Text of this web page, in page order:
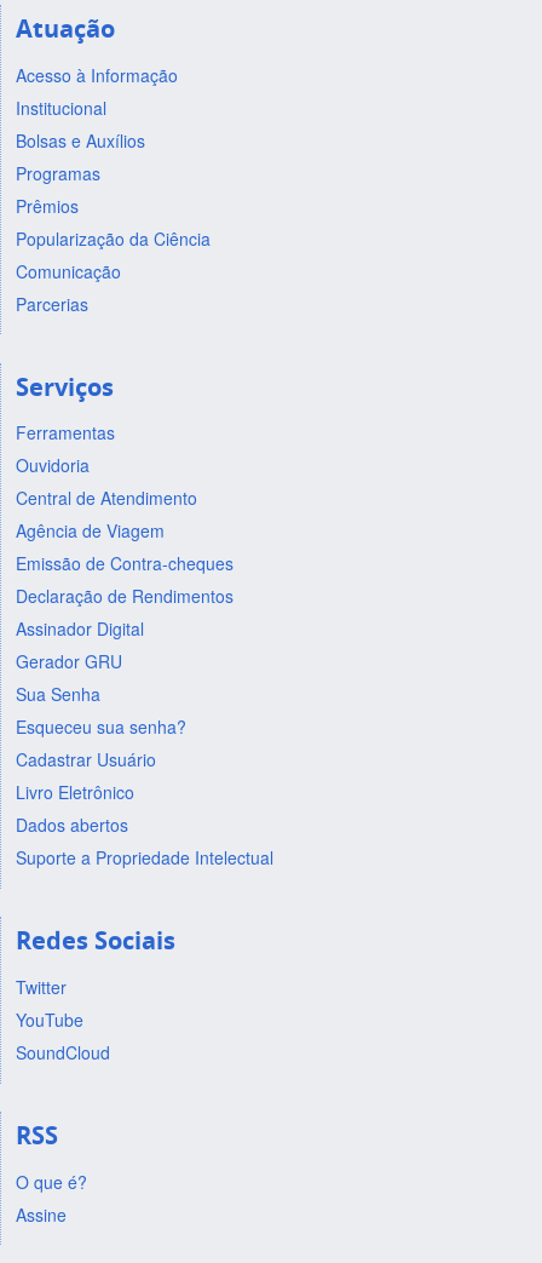
Atuação
Acesso à Informação
Institucional
Bolsas e Auxílios
Programas
Prêmios
Popularização da Ciência
Comunicação
Parcerias
Serviços
Ferramentas
Ouvidoria
Central de Atendimento
Agência de Viagem
Emissão de Contra-cheques
Declaração de Rendimentos
Assinador Digital
Gerador GRU
Sua Senha
Esqueceu sua senha?
Cadastrar Usuário
Livro Eletrônico
Dados abertos
Suporte a Propriedade Intelectual
Redes Sociais
Twitter
YouTube
SoundCloud
RSS
O que é?
Assine